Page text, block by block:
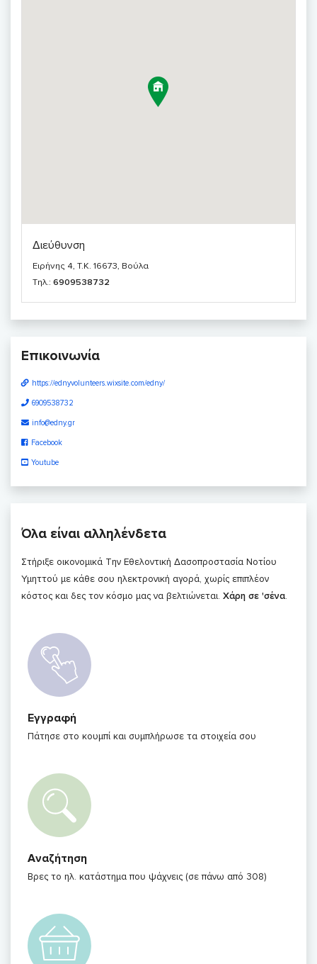
Διεύθυνση
Ειρήνης 4, T.K. 16673, Βούλα
Τηλ.: 6909538732
Επικοινωνία
https://ednyvolunteers.wixsite.com/edny/
6909538732
info@edny.gr
Facebook
Youtube
Όλα είναι αλληλένδετα
Στήριξε οικονομικά Την Εθελοντική Δασοπροστασία Νοτίου
Υμηττού με κάθε σου ηλεκτρονική αγορά, χωρίς επιπλέον
κόστος και δες τον κόσμο μας να βελτιώνεται. Χάρη σε 'σένα.
Εγγραφή
Πάτησε στο κουμπί και συμπλήρωσε τα στοιχεία σου
Αναζήτηση
Βρες το ηλ. κατάστημα που ψάχνεις (σε πάνω από 308)